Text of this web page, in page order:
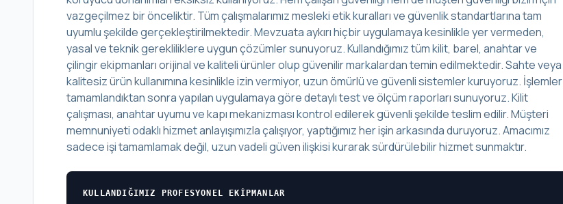
vazgeçilmez bir önceliktir. Tüm çalışmalarımız mesleki etik kuralları ve güvenlik standartlarına tam
uyumlu şekilde gerçekleştirilmektedir. Mevzuata aykırı hiçbir uygulamaya kesinlikle yer vermeden,
yasal ve teknik gerekliliklere uygun çözümler sunuyoruz. Kullandığımız tüm kilit, barel, anahtar ve
çilingir ekipmanları orijinal ve kaliteli ürünler olup güvenilir markalardan temin edilmektedir. Sahte veya
kalitesiz ürün kullanımına kesinlikle izin vermiyor, uzun ömürlü ve güvenli sistemler kuruyoruz. İşlemler
tamamlandıktan sonra yapılan uygulamaya göre detaylı test ve ölçüm raporları sunuyoruz. Kilit
çalışması, anahtar uyumu ve kapı mekanizması kontrol edilerek güvenli şekilde teslim edilir. Müşteri
memnuniyeti odaklı hizmet anlayışımızla çalışıyor, yaptığımız her işin arkasında duruyoruz. Amacımız
sadece işi tamamlamak değil, uzun vadeli güven ilişkisi kurarak sürdürülebilir hizmet sunmaktır.
KULLANDIĞIMIZ PROFESYONEL EKIPMANLAR